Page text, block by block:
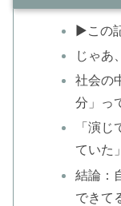
▶この
じゃあ
社会の
分」っ
「演
ていた」
結論：
できて